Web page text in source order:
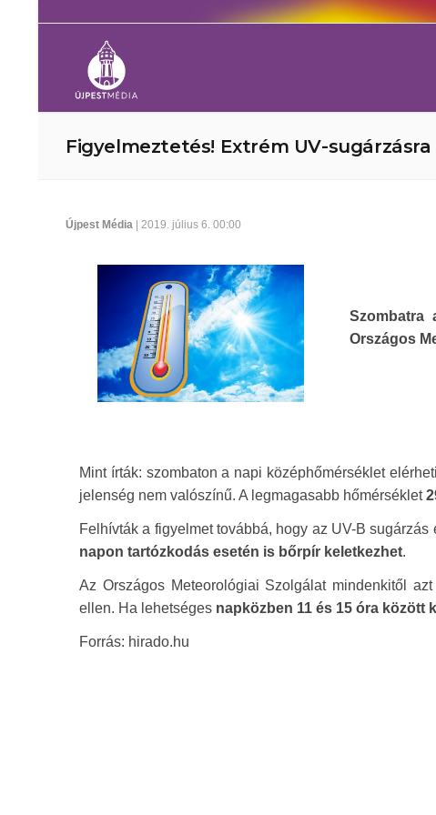
Figyelmeztetés! Extrém UV-
Újpest Média | 2019. július 6. 00:00
Szombatra
Országos
Mint írták: szombaton a napi középhőmérséklet
jelenség nem valószínű. A legmagasabb hőmérséklet
Felhívták a figyelmet továbbá, hogy az UV-B
napon tartózkodás esetén is bőrpír keletkezhet.
Az Országos Meteorológiai Szolgálat mindenkitől
ellen. Ha lehetséges napközben 11 és 15 óra között
Forrás: hirado.hu